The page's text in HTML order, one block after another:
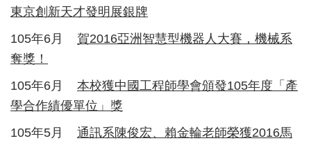
東京創新天才發明展銀牌
105年6月 賀2016亞洲智慧型機器人大賽，機械系
奪獎！
105年6月 本校獲中國工程師學會頒發105年度「產
學合作績優單位」獎
105年5月 通訊系陳俊宏、賴金輪老師榮獲2016馬